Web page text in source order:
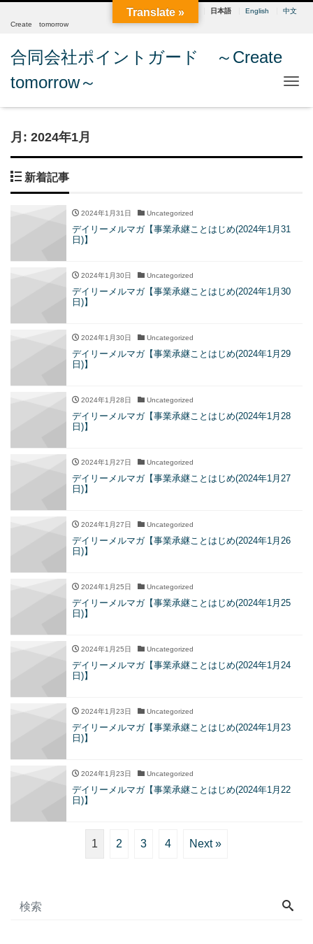
日本語 English
中文
Create tomorrow
合同会社ポイントガード ～Create
tomorrow～
月: 2024年1月
新着記事
2024年1月31日 Uncategorized
デイリーメルマガ【事業承継ことはじめ(2024年1月31
日)】
2024年1月30日 Uncategorized
デイリーメルマガ【事業承継ことはじめ(2024年1月30
日)】
2024年1月30日 Uncategorized
デイリーメルマガ【事業承継ことはじめ(2024年1月29
日)】
2024年1月28日 Uncategorized
デイリーメルマガ【事業承継ことはじめ(2024年1月28
日)】
2024年1月27日 Uncategorized
デイリーメルマガ【事業承継ことはじめ(2024年1月27
日)】
2024年1月27日 Uncategorized
デイリーメルマガ【事業承継ことはじめ(2024年1月26
日)】
2024年1月25日 Uncategorized
デイリーメルマガ【事業承継ことはじめ(2024年1月25
日)】
2024年1月25日 Uncategorized
デイリーメルマガ【事業承継ことはじめ(2024年1月24
日)】
2024年1月23日 Uncategorized
デイリーメルマガ【事業承継ことはじめ(2024年1月23
日)】
2024年1月23日 Uncategorized
デイリーメルマガ【事業承継ことはじめ(2024年1月22
日)】
1 2 3 4 Next »
Translate »